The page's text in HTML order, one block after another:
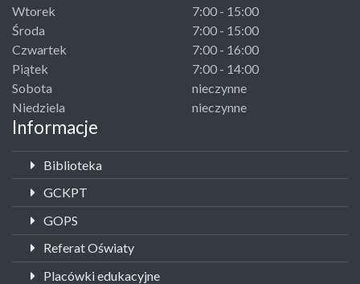
Wtorek
7:00 - 15:00
Środa
7:00 - 15:00
Czwartek
7:00 - 16:00
Piątek
7:00 - 14:00
Sobota
nieczynne
Niedziela
nieczynne
Informacje
Biblioteka
GCKPT
GOPS
Referat Oświaty
Placówki edukacyjne